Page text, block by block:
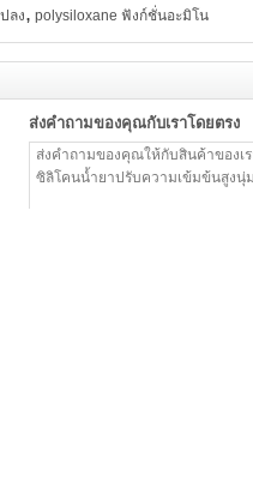
ลง, polysiloxane ฟังก์ชั่นอะมิโน
ส่งคำถามของคุณกับเราโดยตรง